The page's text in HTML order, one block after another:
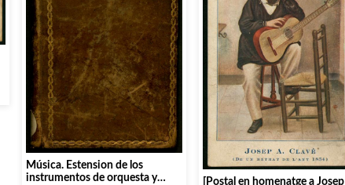
Música. Estension de los
instrumentos de orquesta y
[Postal en homenatge a Josep